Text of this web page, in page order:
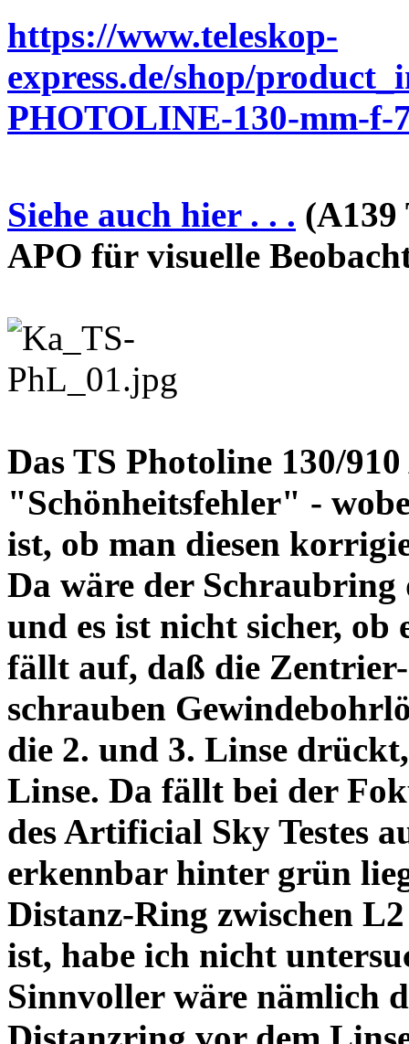
https://www.teleskop-
express.de/shop/
PHOTOLINE-130-mm-f-
Siehe auch hier . . . (A139
APO für visuelle
Das TS Photoline 130/
"Schönheitsfehler" -
ist, ob man diesen
Da wäre der
und es ist nicht sicher,
fällt auf, daß die Zentrier-
schrauben
die 2. und 3. Linse
Linse. Da fällt bei der
des Artificial Sky Testes
erkennbar hinter grün
Distanz-Ring zwischen
ist, habe ich nicht
Sinnvoller wäre nämlich